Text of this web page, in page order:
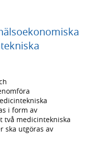
i form av
två medicintekniska
ska utgöras av